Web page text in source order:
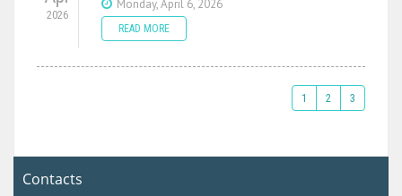
2026
Monday, April 6, 2026
READ MORE
1 2 3
Contacts